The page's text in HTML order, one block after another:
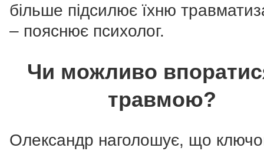
більше підсилює їхню
– пояснює психолог.
Чи можливо
травмою?
Олександр наголошує, що